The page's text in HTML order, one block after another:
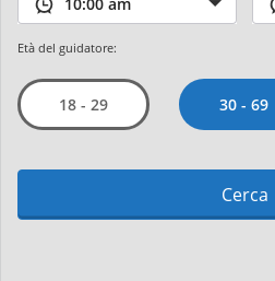
Età del guidatore:
18 - 29 30 - 69
Cerca